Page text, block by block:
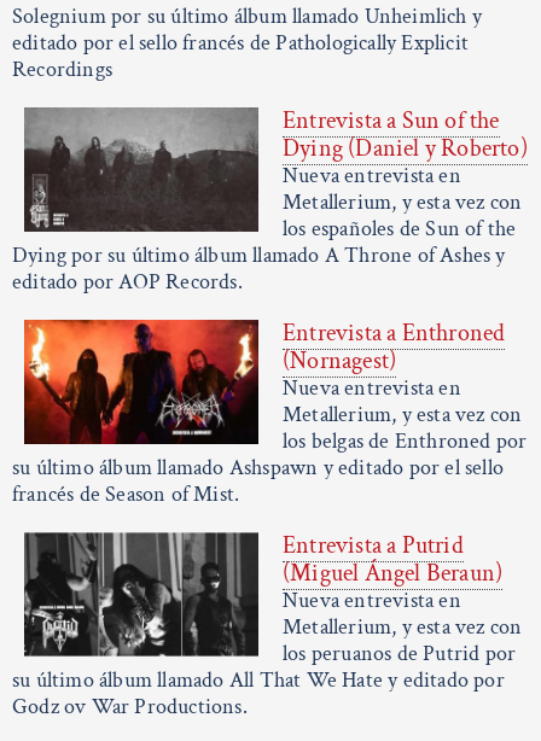
Solegnium por su último álbum llamado Unheimlich y
editado por el sello francés de Pathologically Explicit
Recordings
Entrevista a Sun of the
Dying (Daniel y Roberto)
Nueva entrevista en
Metallerium, y esta vez con
los españoles de Sun of the
Dying por su último álbum llamado A Throne of Ashes y
editado por AOP Records.
Entrevista a Enthroned
(Nornagest)
Nueva entrevista en
Metallerium, y esta vez con
los belgas de Enthroned por
su último álbum llamado Ashspawn y editado por el sello
francés de Season of Mist.
Entrevista a Putrid
(Miguel Ángel Beraun)
Nueva entrevista en
Metallerium, y esta vez con
los peruanos de Putrid por
su último álbum llamado All That We Hate y editado por
Godz ov War Productions.